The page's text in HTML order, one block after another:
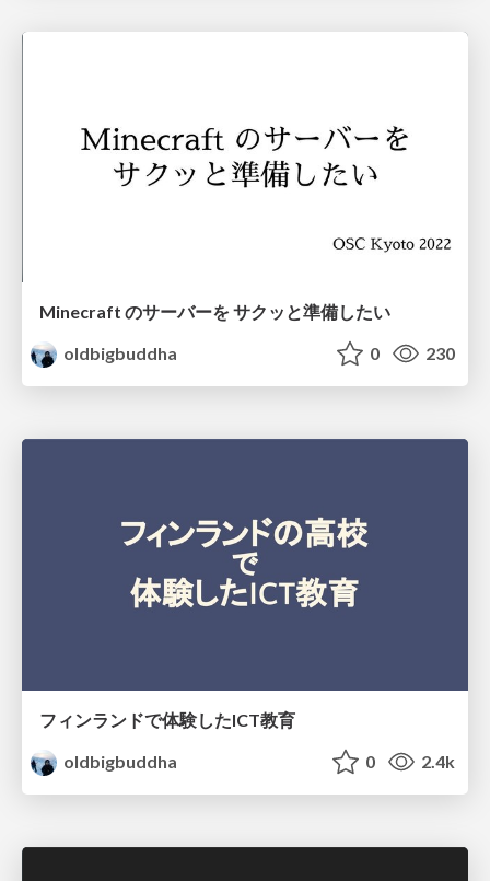
Minecraft のサーバーを サクッと準備したい
oldbigbuddha
0 230
フィンランドで体験したICT教育
oldbigbuddha
0 2.4k